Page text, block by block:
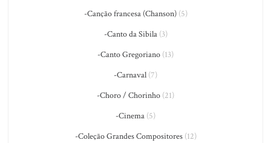
-Canção francesa (Chanson)(5)
-Canto da Sibila(3)
-Canto Gregoriano (13)
-Carnaval (7)
-Choro / Chorinho (21)
-Cinema (5)
-Coleção Grandes Compositores(12)